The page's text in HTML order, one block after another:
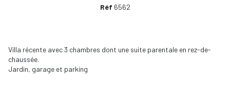
Réf 6562
Villa récente avec 3 chambres dont une suite parentale en rez-de-
chaussée.
Jardin, garage et parking